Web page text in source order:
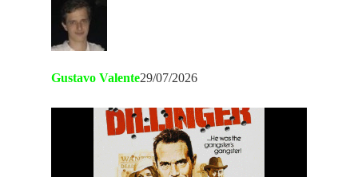
Gustavo Valente29/07/2026